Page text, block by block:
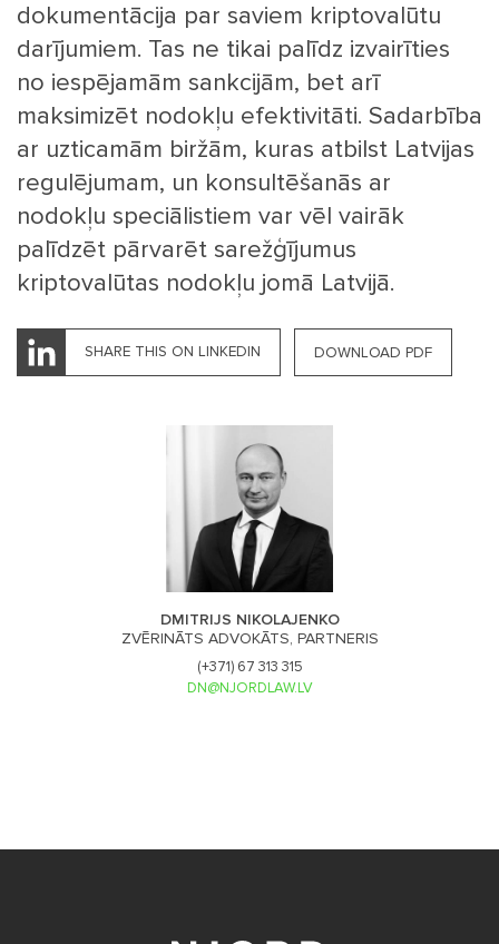
dokumentācija par saviem kriptovalūtu
darījumiem. Tas ne tikai palīdz izvairīties
no iespējamām sankcijām, bet arī
maksimizēt nodokļu efektivitāti. Sadarbība
ar uzticamām biržām, kuras atbilst Latvijas
regulējumam, un konsultēšanās ar
nodokļu speciālistiem var vēl vairāk
palīdzēt pārvarēt sarežģījumus
kriptovalūtas nodokļu jomā Latvijā.
SHARE THIS ON LINKEDIN DOWNLOAD PDF
DMITRIJS NIKOLAJENKO
ZVĒRINĀTS ADVOKĀTS, PARTNERIS
(+371) 67 313 315
DN@NJORDLAW.LV